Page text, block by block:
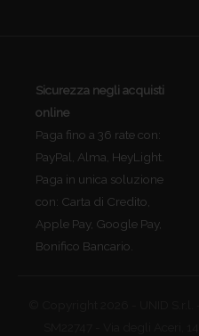
Sicurezza negli acquisti
online
Paga fino a 36 rate con:
PayPal, Alma, HeyLight.
Paga in unica soluzione
con: Carta di Credito,
Apple Pay, Google Pay,
Bonifico Bancario.